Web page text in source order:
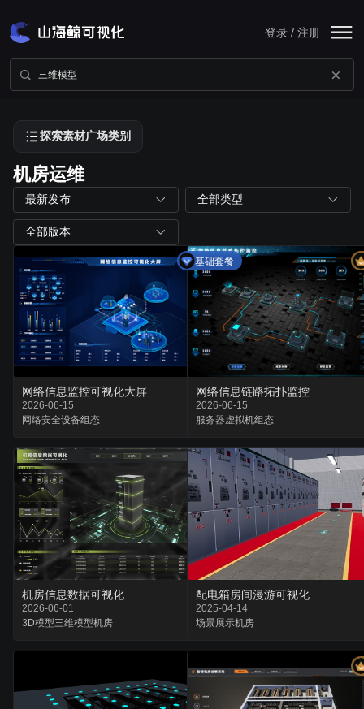
登录 / 注册
探索素材广场类别
机房运维
最新发布 全部类型
全部版本
基础套餐
网络信息监控可视化大屏
2026-06-15
网络安全设备组态
网络信息链路拓扑监控
2026-06-15
服务器虚拟机组态
机房信息数据可视化
2026-06-01
3D模型三维模型机房
配电箱房间漫游可视化
2025-04-14
场景展示机房